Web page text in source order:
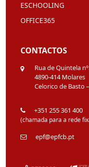
ESCHOOLING
OFFICE365
CONTACTOS
Rua de Quintela
4890-414 Molares
Celorico de Basto
+351 255 361 400
(chamada para a rede
epf@epfcb.pt